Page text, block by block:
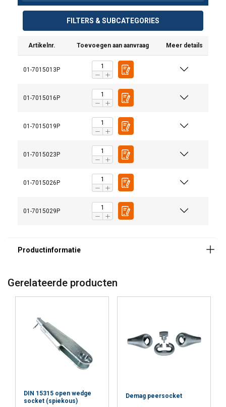
FILTERS & SUBCATEGORIES
Artikelnr. Toevoegen aan aanvraag Meer details
01-7015013P
01-7015016P
01-7015019P
01-7015023P
01-7015026P
01-7015029P
Gerelateerde producten
DIN 15315 open wedge
socket (spiekous)
Demag peersocket